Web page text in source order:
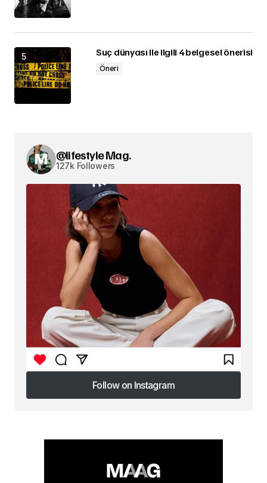
Suç dünyası ile ilgili 4 belgesel önerisi
Öneri
@lifestyle Mag.
127k Followers
Follow on Instagram
Follow on Instagram